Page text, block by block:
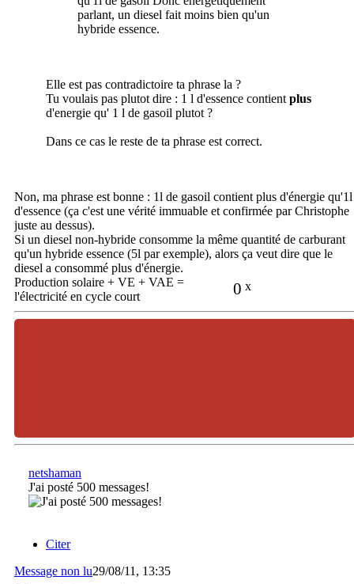
parlant, un diesel fait moins bien qu'un
hybride essence.
Elle est pas contradictoire ta phrase la ?
Tu voulais pas plutot dire : 1 l d'essence contient plus
d'energie qu' 1 l de gasoil plutot ?
Dans ce cas le reste de ta phrase est correct.
Non, ma phrase est bonne : 1l de gasoil contient plus d'énergie qu'1l
d'essence (ça c'est une vérité immuable et confirmée par Christophe
juste au dessus).
Si un diesel non-hybride consomme la même quantité de carburant
qu'un hybride essence (5l par exemple), alors ça veut dire que le
diesel a consommé plus d'énergie.
0 x
Production solaire + VE + VAE =
l'électricité en cycle court
netshaman
J'ai posté 500 messages!
Citer
Message non lu29/08/11, 13:35